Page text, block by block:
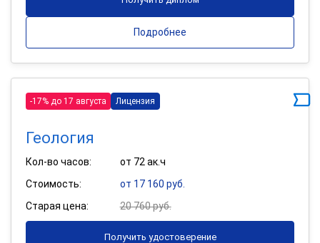
Подробнее
-17% до 17 августа Лицензия
Геология
Кол-во часов:
от 72 ак.ч
Стоимость:
от 17 160 руб.
Старая цена:
20 760 руб.
Получить удостоверение